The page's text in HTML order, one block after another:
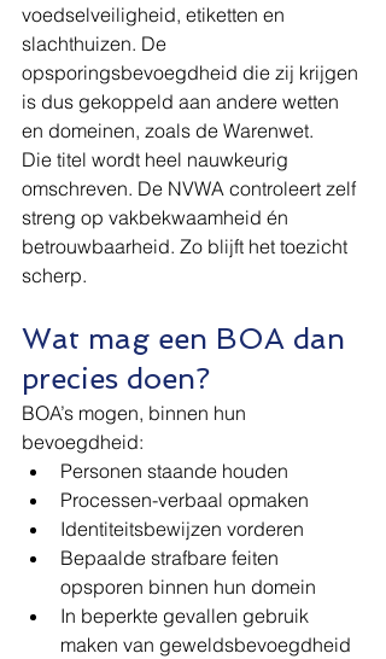
voedselveiligheid, etiketten en
slachthuizen. De
opsporingsbevoegdheid die zij krijgen
is dus gekoppeld aan andere wetten
en domeinen, zoals de Warenwet.
Die titel wordt heel nauwkeurig
omschreven. De NVWA controleert zelf
streng op vakbekwaamheid én
betrouwbaarheid. Zo blijft het toezicht
scherp.
Wat mag een BOA dan
precies doen?
BOA’s mogen, binnen hun
bevoegdheid:
Personen staande houden
Processen-verbaal opmaken
Identiteitsbewijzen vorderen
Bepaalde strafbare feiten
opsporen binnen hun domein
In beperkte gevallen gebruik
maken van geweldsbevoegdheid